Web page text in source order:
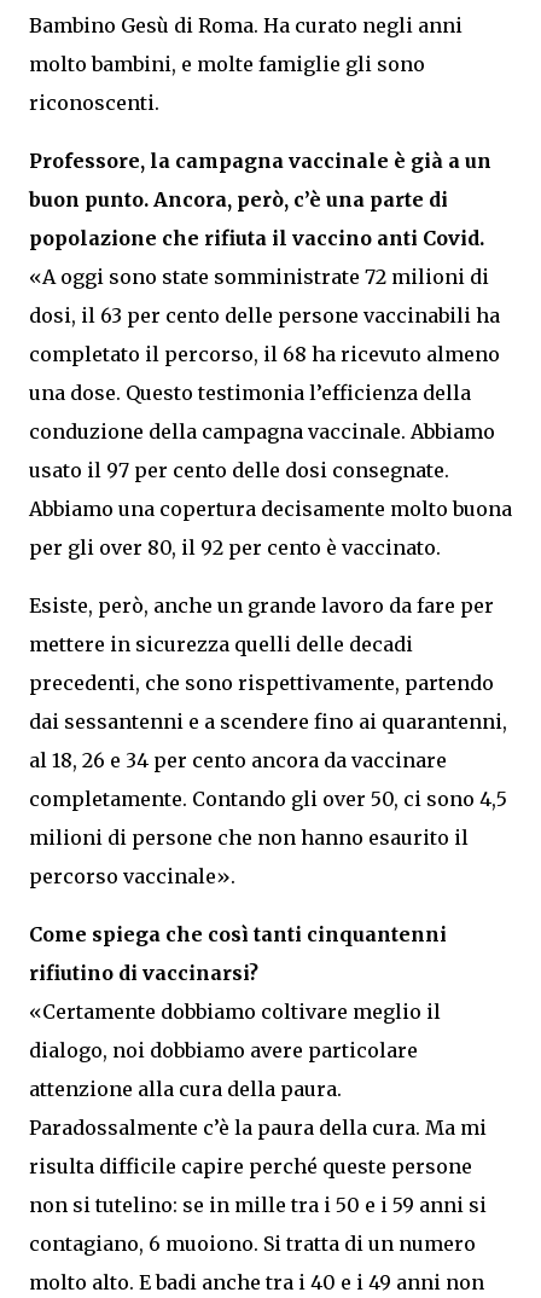
Bambino Gesù di Roma. Ha curato negli anni
molto bambini, e molte famiglie gli sono
riconoscenti.
Professore, la campagna vaccinale è già a un
buon punto. Ancora, però, c’è una parte di
popolazione che rifiuta il vaccino anti Covid.
«A oggi sono state somministrate 72 milioni di
dosi, il 63 per cento delle persone vaccinabili ha
completato il percorso, il 68 ha ricevuto almeno
una dose. Questo testimonia l’efficienza della
conduzione della campagna vaccinale. Abbiamo
usato il 97 per cento delle dosi consegnate.
Abbiamo una copertura decisamente molto buona
per gli over 80, il 92 per cento è vaccinato.
Esiste, però, anche un grande lavoro da fare per
mettere in sicurezza quelli delle decadi
precedenti, che sono rispettivamente, partendo
dai sessantenni e a scendere fino ai quarantenni,
al 18, 26 e 34 per cento ancora da vaccinare
completamente. Contando gli over 50, ci sono 4,5
milioni di persone che non hanno esaurito il
percorso vaccinale».
Come spiega che così tanti cinquantenni
rifiutino di vaccinarsi?
«Certamente dobbiamo coltivare meglio il
dialogo, noi dobbiamo avere particolare
attenzione alla cura della paura.
Paradossalmente c’è la paura della cura. Ma mi
risulta difficile capire perché queste persone
non si tutelino: se in mille tra i 50 e i 59 anni si
contagiano, 6 muoiono. Si tratta di un numero
molto alto. E badi anche tra i 40 e i 49 anni non